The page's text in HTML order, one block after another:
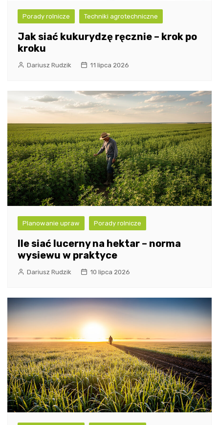
Porady rolnicze Techniki agrotechniczne
Jak siać kukurydzę ręcznie – krok po
kroku
Dariusz Rudzik 11 lipca 2026
Planowanie upraw Porady rolnicze
Ile siać lucerny na hektar – norma
wysiewu w praktyce
Dariusz Rudzik 10 lipca 2026